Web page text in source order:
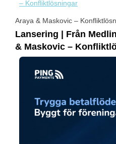
Araya & Maskovic –
Lansering | Från
& Maskovic –